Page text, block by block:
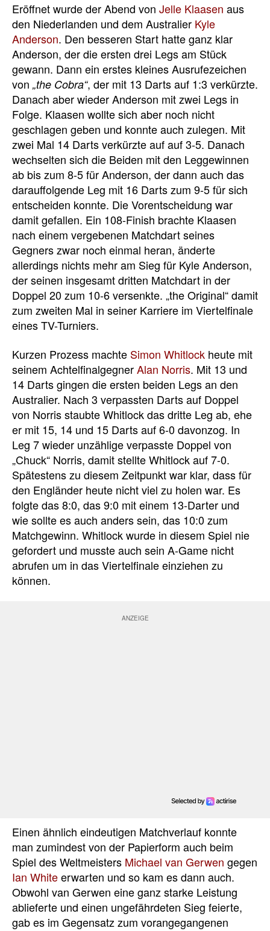
Eröffnet wurde der Abend von Jelle Klaasen aus
den Niederlanden und dem Australier Kyle
Anderson. Den besseren Start hatte ganz klar
Anderson, der die ersten drei Legs am Stück
gewann. Dann ein erstes kleines Ausrufezeichen
von „the Cobra“, der mit 13 Darts auf 1:3 verkürzte.
Danach aber wieder Anderson mit zwei Legs in
Folge. Klaasen wollte sich aber noch nicht
geschlagen geben und konnte auch zulegen. Mit
zwei Mal 14 Darts verkürzte auf auf 3-5. Danach
wechselten sich die Beiden mit den Leggewinnen
ab bis zum 8-5 für Anderson, der dann auch das
darauffolgende Leg mit 16 Darts zum 9-5 für sich
entscheiden konnte. Die Vorentscheidung war
damit gefallen. Ein 108-Finish brachte Klaasen
nach einem vergebenen Matchdart seines
Gegners zwar noch einmal heran, änderte
allerdings nichts mehr am Sieg für Kyle Anderson,
der seinen insgesamt dritten Matchdart in der
Doppel 20 zum 10-6 versenkte. „the Original“ damit
zum zweiten Mal in seiner Karriere im Viertelfinale
eines TV-Turniers.
Kurzen Prozess machte Simon Whitlock heute mit
seinem AchtelfinalgegnerAlan Norris. Mit 13 und
14 Darts gingen die ersten beiden Legs an den
Australier. Nach 3 verpassten Darts auf Doppel
von Norris staubte Whitlock das dritte Leg ab, ehe
er mit 15, 14 und 15 Darts auf 6-0 davonzog. In
Leg 7 wieder unzählige verpasste Doppel von
„Chuck“ Norris, damit stellte Whitlock auf 7-0.
Spätestens zu diesem Zeitpunkt war klar, dass für
den Engländer heute nicht viel zu holen war. Es
folgte das 8:0, das 9:0 mit einem 13-Darter und
wie sollte es auch anders sein, das 10:0 zum
Matchgewinn. Whitlock wurde in diesem Spiel nie
gefordert und musste auch sein A-Game nicht
abrufen um in das Viertelfinale einziehen zu
können.
Einen ähnlich eindeutigen Matchverlauf konnte
man zumindest von der Papierform auch beim
Spiel des Weltmeisters Michael van Gerwen gegen
Ian Whiteerwarten und so kam es dann auch.
Obwohl van Gerwen eine ganz starke Leistung
ablieferte und einen ungefährdeten Sieg feierte,
gab es im Gegensatz zum vorangegangenen